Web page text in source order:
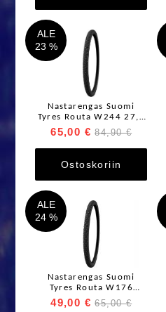
ALE
23 %
Nastarengas Suomi
Tyres Routa W244 27,5
x 2,25"/54-584
65,00 € 84,90 €
Ostoskoriin
ALE
24 %
Nastarengas Suomi
Tyres Routa W176
20x1,75" / 47-406
49,00 € 65,00 €